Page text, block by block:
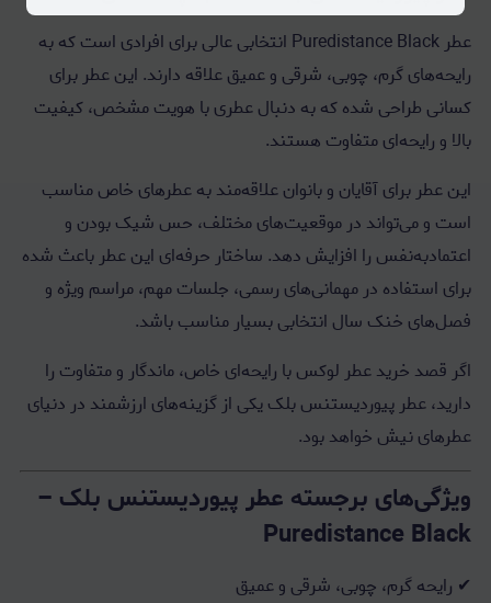
عطر Puredistance Black انتخابی عالی برای افرادی است که به
رایحه‌های گرم، چوبی، شرقی و عمیق علاقه دارند. این عطر برای
کسانی طراحی شده که به دنبال عطری با هویت مشخص، کیفیت
بالا و رایحه‌ای متفاوت هستند.
این عطر برای آقایان و بانوان علاقه‌مند به عطرهای خاص مناسب
است و می‌تواند در موقعیت‌های مختلف، حس شیک بودن و
اعتمادبه‌نفس را افزایش دهد. ساختار حرفه‌ای این عطر باعث شده
برای استفاده در مهمانی‌های رسمی، جلسات مهم، مراسم ویژه و
فصل‌های خنک سال انتخابی بسیار مناسب باشد.
اگر قصد خرید عطر لوکس با رایحه‌ای خاص، ماندگار و متفاوت را
دارید، عطر پیوردیستنس بلک یکی از گزینه‌های ارزشمند در دنیای
عطرهای نیش خواهد بود.
ویژگی‌های برجسته عطر پیوردیستنس بلک –
Puredistance Black
✔ رایحه گرم، چوبی، شرقی و عمیق